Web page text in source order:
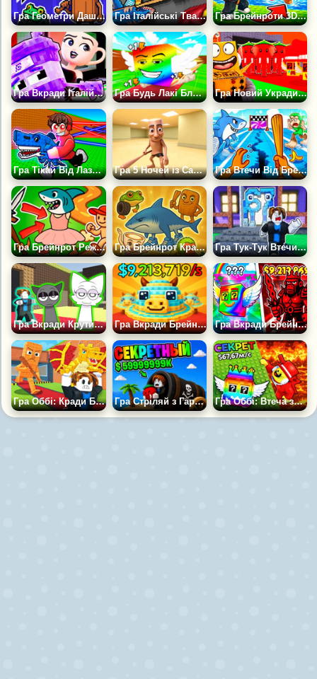
Гра Геометри Даш: Бій з Брейнрот Гра Італійські Тварини Брейнрот Плейграунд Гра Брейнроти 3D: Риболовля 2
Гра Вкради Італійський Брейнрот Гра Будь Лакі Блоком — Отримай Брейнрот Гра Новий Укради Брейнрот Супер Клікер
Гра Тікай Від Лазерів Заради Брейнрота Гра 5 Ночей із Сахуром у Закуліссі Гра Втечи Від Брейнротів
Гра Брейнрот Режими: Створи і Вкради Гра Брейнрот Крафт Гра Тук-Тук Втечи Від Брейнротів Оббі +1 Магнат
Гра Вкради Крутих Брейнрот Sprunki Гра Вкради Брейнрот 3D Гра Вкради Брейнрот: Еволюція Мозків
Гра Оббі: Кради Брейнротів у Брейнротів Гра Стріляй з Гармати та Отримай Брейнроти +1 Магнат Гра Оббі: Втеча за Брейнротами